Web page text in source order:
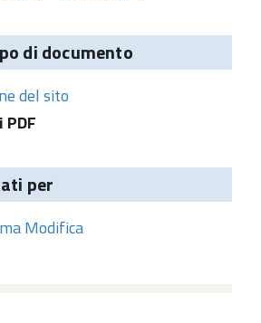
di documento
del sito
per
Modifica